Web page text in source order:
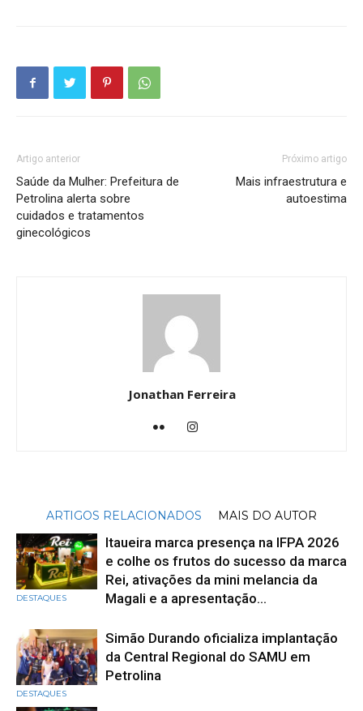
Artigo anterior
Saúde da Mulher: Prefeitura de
Petrolina alerta sobre
cuidados e tratamentos
ginecológicos
Próximo artigo
Mais infraestrutura e
autoestima
Jonathan Ferreira
ARTIGOS RELACIONADOS MAIS DO AUTOR
DESTAQUES
Itaueira marca presença na IFPA 2026
e colhe os frutos do sucesso da marca
Rei, ativações da mini melancia da
Magali e a apresentação...
DESTAQUES
Simão Durando oficializa implantação
da Central Regional do SAMU em
Petrolina